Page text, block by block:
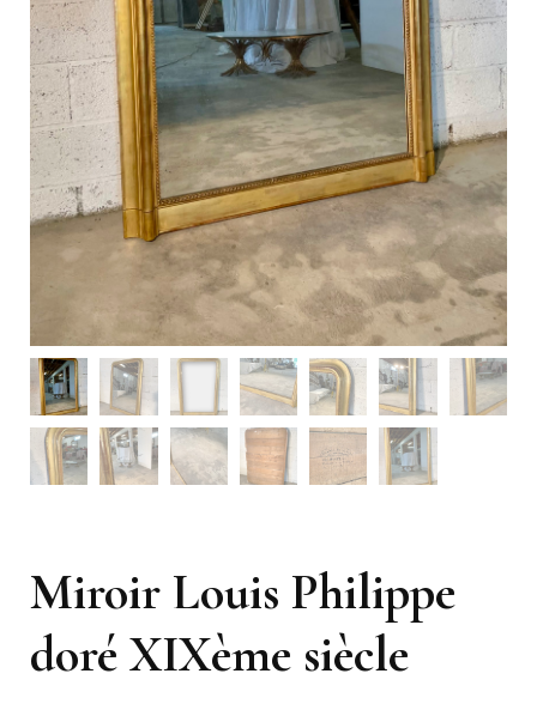
Miroir Louis Philippe
doré XIXème siècle